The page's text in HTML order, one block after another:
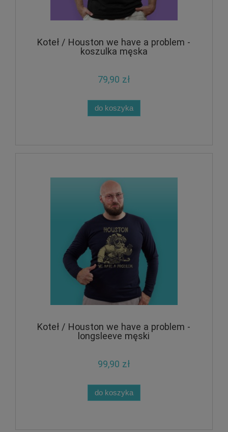
Koteł / Houston we have a problem -
koszulka męska
79,90 zł
do koszyka
Koteł / Houston we have a problem -
longsleeve męski
99,90 zł
do koszyka